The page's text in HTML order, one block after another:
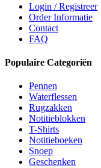
Login / Registreer
Order Informatie
Contact
FAQ
Populaire Categoriën
Pennen
Waterflessen
Rugzakken
Notitieblokken
T-Shirts
Notitieboeken
Snoep
Geschenken